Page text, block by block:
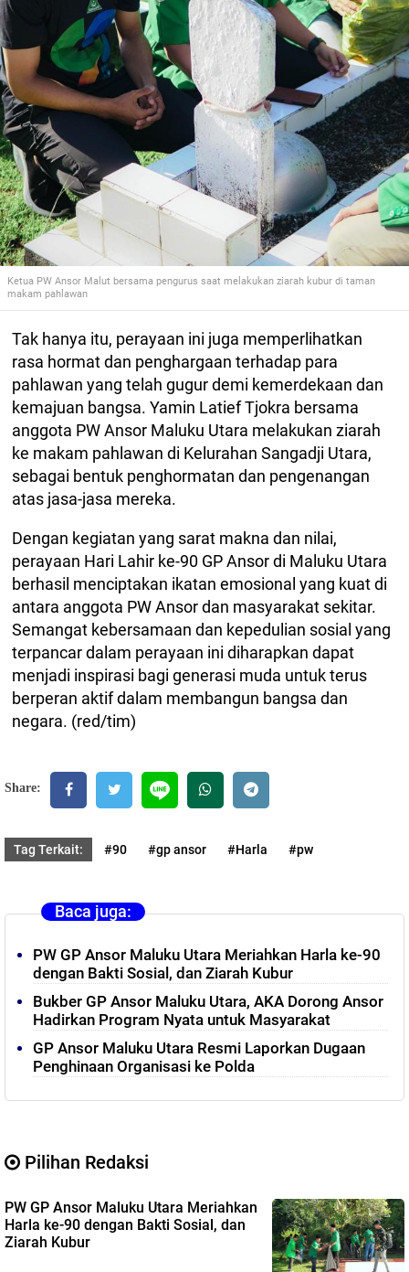
Ketua PW Ansor Malut bersama pengurus saat melakukan ziarah kubur di taman
makam pahlawan
Tak hanya itu, perayaan ini juga memperlihatkan
rasa hormat dan penghargaan terhadap para
pahlawan yang telah gugur demi kemerdekaan dan
kemajuan bangsa. Yamin Latief Tjokra bersama
anggota PW Ansor Maluku Utara melakukan ziarah
ke makam pahlawan di Kelurahan Sangadji Utara,
sebagai bentuk penghormatan dan pengenangan
atas jasa-jasa mereka.
Dengan kegiatan yang sarat makna dan nilai,
perayaan Hari Lahir ke-90 GP Ansor di Maluku Utara
berhasil menciptakan ikatan emosional yang kuat di
antara anggota PW Ansor dan masyarakat sekitar.
Semangat kebersamaan dan kepedulian sosial yang
terpancar dalam perayaan ini diharapkan dapat
menjadi inspirasi bagi generasi muda untuk terus
berperan aktif dalam membangun bangsa dan
negara. (red/tim)
Share:
Tag Terkait: #90 #gp ansor #Harla #pw
Baca juga:
PW GP Ansor Maluku Utara Meriahkan Harla ke-90
dengan Bakti Sosial, dan Ziarah Kubur
Bukber GP Ansor Maluku Utara, AKA Dorong Ansor
Hadirkan Program Nyata untuk Masyarakat
GP Ansor Maluku Utara Resmi Laporkan Dugaan
Penghinaan Organisasi ke Polda
Pilihan Redaksi
PW GP Ansor Maluku Utara Meriahkan
Harla ke-90 dengan Bakti Sosial, dan
Ziarah Kubur